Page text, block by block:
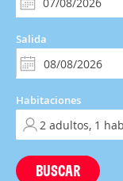
Salida
Habitaciones
BUSCAR